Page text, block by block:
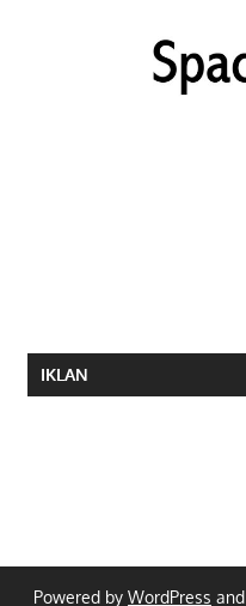
IKLAN
Powered by WordPress and